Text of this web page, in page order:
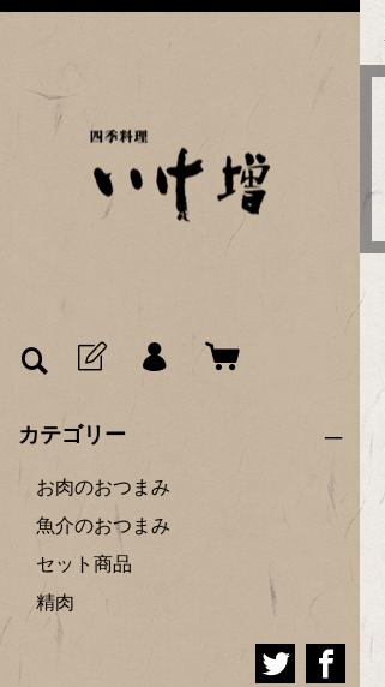
カテゴリー
お肉のおつまみ
魚介のおつまみ
セット商品
精肉